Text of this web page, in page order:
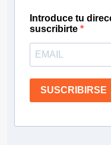
Introduce tu
suscribirte
SUSCRIBIRSE